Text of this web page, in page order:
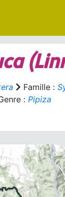
Famille :
: Pipiza